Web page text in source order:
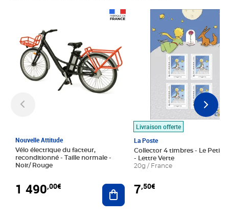
Nouvelle Attitude
Vélo électrique du facteur,
reconditionné - Taille normale -
Noir/ Rouge
1 490,00€ Ajouter au panier
Livraison offerte
La Poste
Collector 4 timbres - Le Petit
- Lettre Verte
20g / France
7,50€
Prix 7,50€